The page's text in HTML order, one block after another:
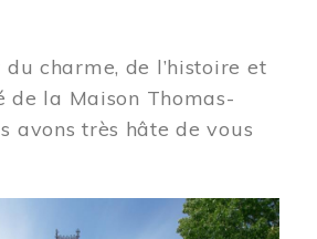
charme, de l’histoire et
de la Maison Thomas-
avons très hâte de vous